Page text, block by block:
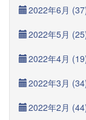
2022年6月
2022年5月
2022年4月
2022年3月
2022年2月